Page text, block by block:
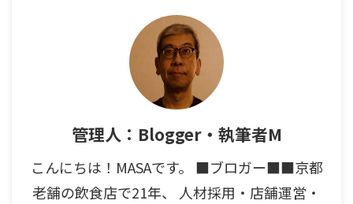
管理人：Blogger・執筆者M
こんにちは！MASAです。 ■ブロガー■■京都
老舗の飲食店で21年、 人材採用・店舗運営・